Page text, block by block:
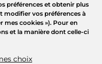
préférences et obtenir plus
modifier vos préférences à
mes cookies »). Pour en
et la manière dont celle-ci
choix